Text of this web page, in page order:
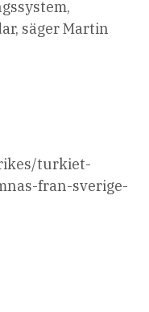
säger Martin
turkiet-
fran-sverige-